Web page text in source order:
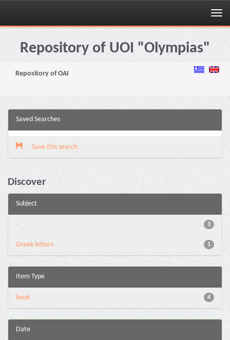
Skip
navigationRepository of UOI "Olympias"
Repository of OAI
Saved Searches
Save this search
Discover
Subject
3
-
1
Greek letters
Item Type
4
book
Date